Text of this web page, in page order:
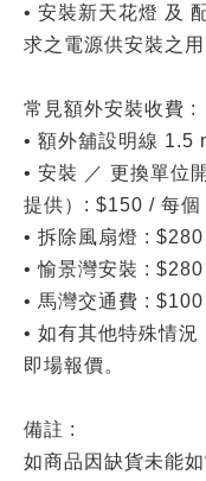
• 安裝新天花燈 及
求之電源供安裝之用
常見額外安裝收費 :
• 額外舖設明線 1.5
• 安裝 ／ 更換單位
提供）: $150 / 每個
• 拆除風扇燈 :
• 愉景灣安裝 : $280
• 馬灣交通費 : $100
• 如有其他特殊情
即場報價。
備註 :
如商品因缺貨未能